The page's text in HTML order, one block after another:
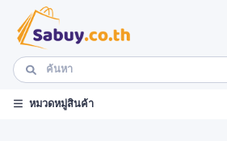
หมวดหมู่สินค้า